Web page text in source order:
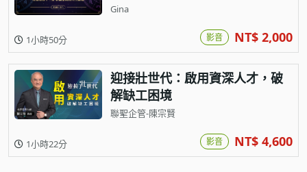
Gina
1小時50分 影音 NT$ 2,000
迎接壯世代：啟用資深人才，破
解缺工困境
聯聖企管-陳宗賢
1小時22分 影音 NT$ 4,600